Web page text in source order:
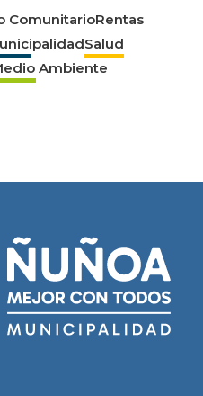
ComunitarioRentas
Salud
Ambiente